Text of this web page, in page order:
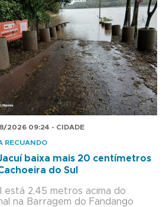
2026 09:24 - CIDADE
RECUANDO
baixa mais 20 centímetros
do Sul
está 2,45 metros acima do
na Barragem do Fandango